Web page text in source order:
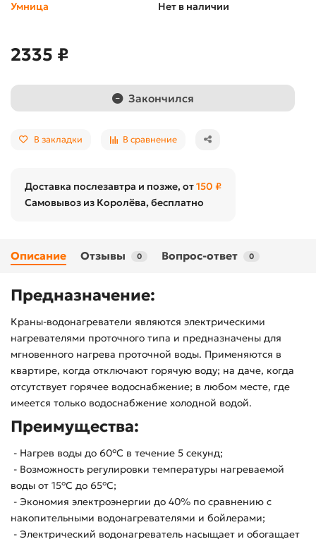
Умница Нет в наличии
2335 ₽
Закончился
В закладки В сравнение
Доставка послезавтра и позже, от150 ₽
Самовывоз из Королёва, бесплатно
Описание Отзывы 0 Вопрос-ответ 0
Предназначение:
Краны-водонагреватели являются электрическими
нагревателями проточного типа и предназначены для
мгновенного нагрева проточной воды. Применяются в
квартире, когда отключают горячую воду; на даче, когда
отсутствует горячее водоснабжение; в любом месте, где
имеется только водоснабжение холодной водой.
Преимущества:
- Нагрев воды до 60°С в течение 5 секунд;
- Возможность регулировки температуры нагреваемой
воды от 15°С до 65°С;
- Экономия электроэнергии до 40% по сравнению с
накопительными водонагревателями и бойлерами;
- Электрический водонагреватель насыщает и обогащает